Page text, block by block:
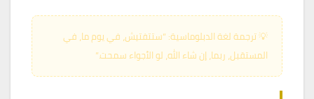
💡 ترجمة لغة الدبلوماسية: “ستتفتيش، في يوم ما، في
المستقبل، ربما، إن شاء الله، لو الأجواء سمحت.”